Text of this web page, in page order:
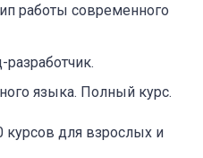
работы современного
языка. Полный курс.
для взрослых и